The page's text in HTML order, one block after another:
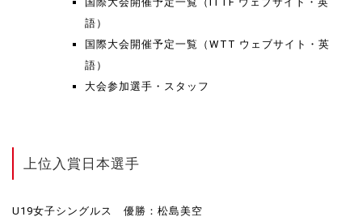
語）
国際大会開催予定一覧（WTT ウェブサイト・英
語）
大会参加選手・スタッフ
上位入賞日本選手
U19女子シングルス 優勝：松島美空